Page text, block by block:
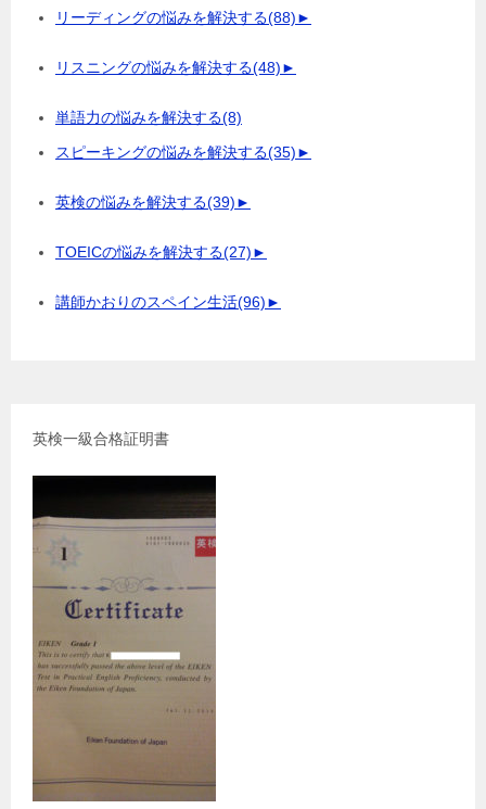
リーディングの悩みを解決する(88)►
リスニングの悩みを解決する(48)►
単語力の悩みを解決する(8)
スピーキングの悩みを解決する(35)►
英検の悩みを解決する(39)►
TOEICの悩みを解決する(27)►
講師かおりのスペイン生活(96)►
英検一級合格証明書